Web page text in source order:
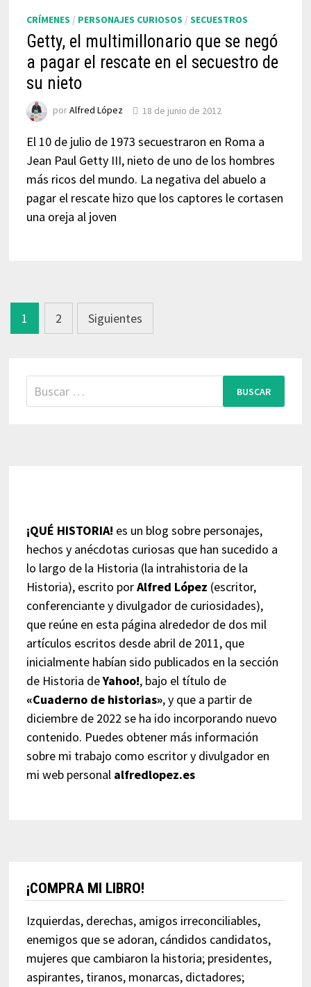
CRÍMENES / PERSONAJES CURIOSOS / SECUESTROS
Getty, el multimillonario que se negó
a pagar el rescate en el secuestro de
su nieto
porAlfred López 18 de junio de 2012
El 10 de julio de 1973 secuestraron en Roma a
Jean Paul Getty III, nieto de uno de los hombres
más ricos del mundo. La negativa del abuelo a
pagar el rescate hizo que los captores le cortasen
una oreja al joven
Paginación
de
1 2 Siguientes
Buscar:
¡QUÉ HISTORIA! es un blog sobre personajes,
hechos y anécdotas curiosas que han sucedido a
lo largo de la Historia (la intrahistoria de la
Historia), escrito porAlfred López (escritor,
conferenciante y divulgador de curiosidades),
que reúne en esta página alrededor de dos mil
artículos escritos desde abril de 2011, que
inicialmente habían sido publicados en la sección
de Historia deYahoo!, bajo el título de
«Cuaderno de historias», y que a partir de
diciembre de 2022 se ha ido incorporando nuevo
contenido. Puedes obtener más información
sobre mi trabajo como escritor y divulgador en
mi web personal alfredlopez.es
¡COMPRA MI LIBRO!
Izquierdas, derechas, amigos irreconciliables,
enemigos que se adoran, cándidos candidatos,
mujeres que cambiaron la historia; presidentes,
aspirantes, tiranos, monarcas, dictadores;